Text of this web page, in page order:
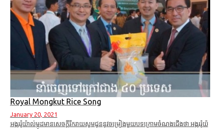
Royal Mongkut Rice Song
January 20, 2021
អង្កររ៉ូយ៉ាល់ម្កុដមានសេចក្តីរីករាយសូមជូននូវចម្រៀងមួយបទក្រោមចំណងជើងថា អង្កររ៉ូយ៉